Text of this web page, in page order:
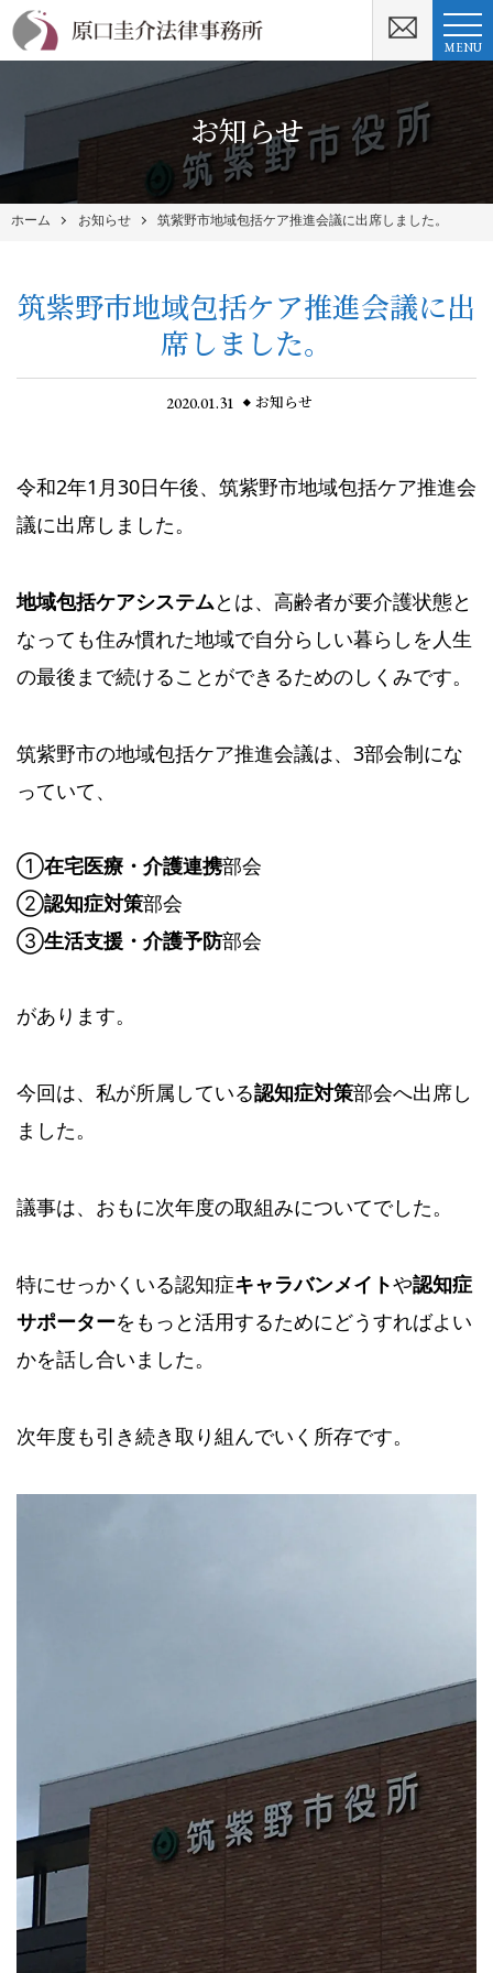
MENU
お知らせ
ホーム お知らせ 筑紫野市地域包括ケア推進会議に出席しました。
筑紫野市地域包括ケア推進会議に出
席しました。
2020.01.31 お知らせ
令和2年1月30日午後、筑紫野市地域包括ケア推進会
議に出席しました。
地域包括ケアシステムとは、高齢者が要介護状態と
なっても住み慣れた地域で自分らしい暮らしを人生
の最後まで続けることができるためのしくみです。
筑紫野市の地域包括ケア推進会議は、3部会制にな
っていて、
①在宅医療・介護連携部会
②認知症対策部会
③生活支援・介護予防部会
があります。
今回は、私が所属している認知症対策部会へ出席し
ました。
議事は、おもに次年度の取組みについてでした。
特にせっかくいる認知症キャラバンメイトや認知症
サポーターをもっと活用するためにどうすればよい
かを話し合いました。
次年度も引き続き取り組んでいく所存です。